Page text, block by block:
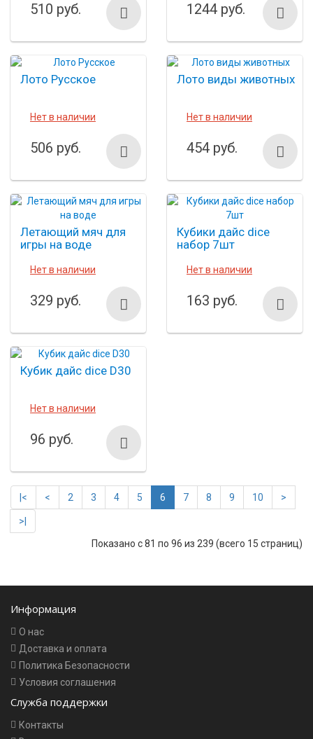
510 руб. 1244 руб.
Лото Русское
Нет в наличии
506 руб.
Лото виды животных
Нет в наличии
454 руб.
Летающий мяч для
игры на воде
Нет в наличии
329 руб.
Кубики дайс dice
набор 7шт
Нет в наличии
163 руб.
Кубик дайс dice D30
Нет в наличии
96 руб.
|< < 2 3 4 5 6 7 8 9 10 >
>|
Показано с 81 по 96 из 239 (всего 15 страниц)
Информация
О нас
Доставка и оплата
Политика Безопасности
Условия соглашения
Служба поддержки
Контакты